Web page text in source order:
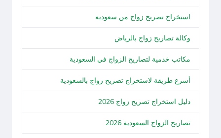
استخراج تصريح زواج من سعودية
وكالة تصاريح زواج بالرياض
مكاتب خدمية لتصاريح الزواج في السعودية
أسرع طريقة لاستخراج تصريح زواج بالسعودية
دليل استخراج تصريح زواج 2026
تصاريح الزواج السعودية 2026